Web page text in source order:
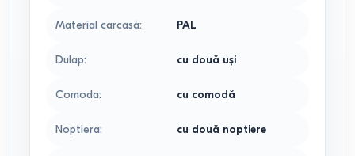
Material carcasă: PAL
Dulap: сu două uși
Comoda: cu comodă
Noptiera: cu două noptiere